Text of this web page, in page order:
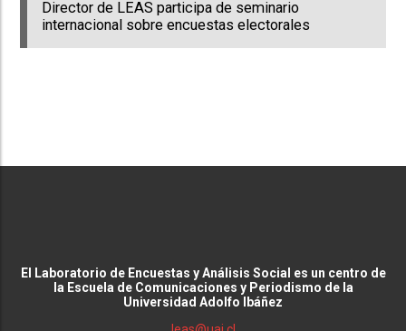
Director de LEAS participa de seminario
internacional sobre encuestas electorales
El Laboratorio de Encuestas y Análisis Social es un centro de
la Escuela de Comunicaciones y Periodismo de la
Universidad Adolfo Ibáñez